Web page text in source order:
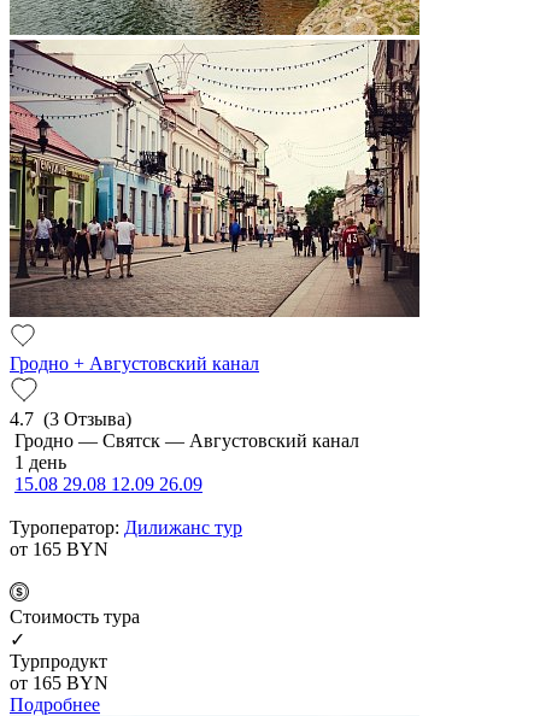
Гродно + Августовский канал
4.7 (3 Отзыва)
Гродно — Святск — Августовский канал
1 день
15.08 29.08 12.09 26.09
Туроператор: Дилижанс тур
от 165 BYN
Cтоимость тура
✓
Турпродукт
от 165 BYN
Подробнее